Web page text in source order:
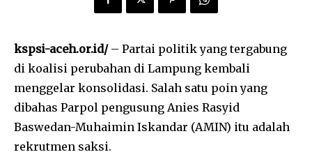
kspsi-aceh.or.id/– Partai politik yang tergabung
di koalisi perubahan di Lampung kembali
menggelar konsolidasi. Salah satu poin yang
dibahas Parpol pengusung Anies Rasyid
Baswedan-Muhaimin Iskandar (AMIN) itu adalah
rekrutmen saksi.